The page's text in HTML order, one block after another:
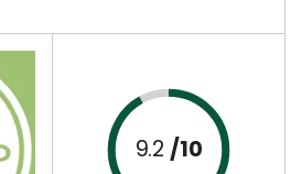
9.2 /10